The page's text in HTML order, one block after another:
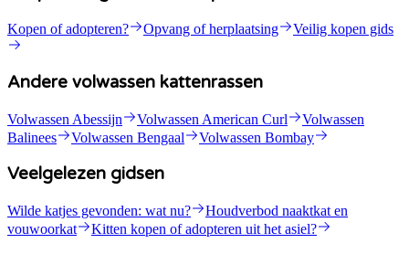
Kopen of adopteren? Opvang of herplaatsing Veilig kopen gids
Andere volwassen kattenrassen
Volwassen Abessijn Volwassen American Curl
Volwassen
Balinees
Volwassen Bengaal Volwassen Bombay
Veelgelezen gidsen
Wilde katjes gevonden: wat nu?
Houdverbod naaktkat en
vouwoorkat
Kitten kopen of adopteren uit het asiel?